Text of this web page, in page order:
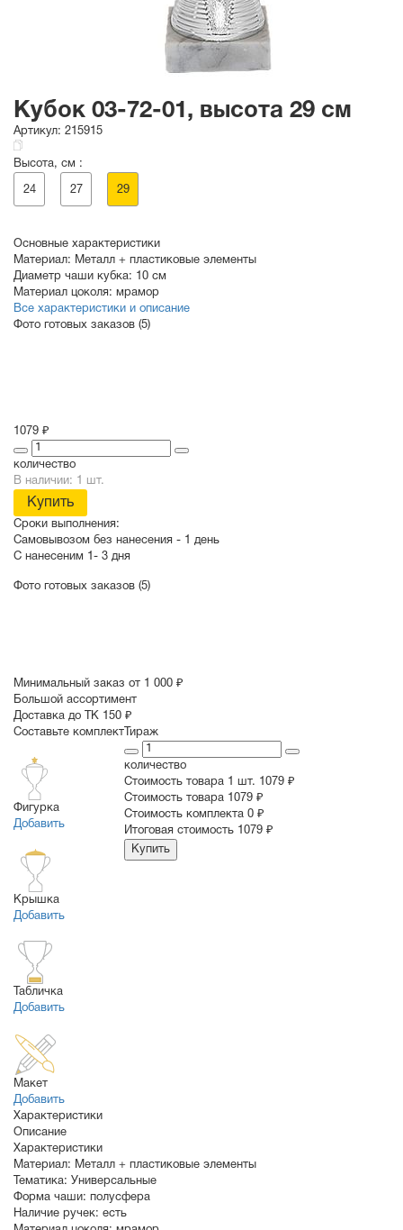
Кубок 03-72-01, высота 29 см
Артикул: 215915
Высота, см :
24 27 29
Основные характеристики
Материал: Металл + пластиковые элементы
Диаметр чаши кубка: 10 см
Материал цоколя: мрамор
Все характеристики и описание
Фото готовых заказов (5)
1079 ₽
количество
В наличии: 1 шт.
Купить
Сроки выполнения:
Самовывозом без нанесения - 1 день
С нанесеним 1- 3 дня
Фото готовых заказов (5)
Минимальный заказ от 1 000 ₽
Большой ассортимент
Доставка до ТК 150 ₽
Составьте комплект
Фигурка
Добавить
Крышка
Добавить
Табличка
Добавить
Макет
Добавить
Тираж
количество
Стоимость товара 1 шт. 1079 ₽
Cтоимость товара 1079 ₽
Стоимость комплекта 0 ₽
Итоговая стоимость 1079 ₽
Купить
Характеристики
Описание
Характеристики
Материал: Металл + пластиковые элементы
Тематика: Универсальные
Форма чаши: полусфера
Наличие ручек: есть